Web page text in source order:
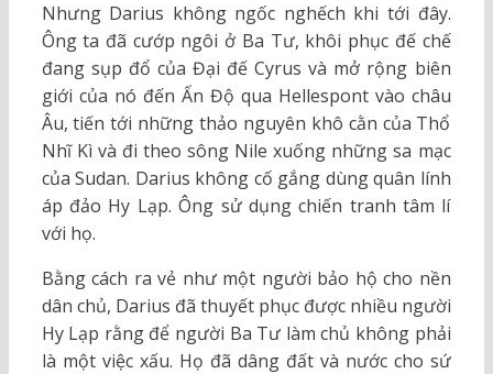
Nhưng Darius không ngốc nghếch khi tới đây.
Ông ta đã cướp ngôi ở Ba Tư, khôi phục đế chế
đang sụp đổ của Đại đế Cyrus và mở rộng biên
giới của nó đến Ấn Độ qua Hellespont vào châu
Âu, tiến tới những thảo nguyên khô cằn của Thổ
Nhĩ Kì và đi theo sông Nile xuống những sa mạc
của Sudan. Darius không cố gắng dùng quân lính
áp đảo Hy Lạp. Ông sử dụng chiến tranh tâm lí
với họ.
Bằng cách ra vẻ như một người bảo hộ cho nền
dân chủ, Darius đã thuyết phục được nhiều người
Hy Lạp rằng để người Ba Tư làm chủ không phải
là một việc xấu. Họ đã dâng đất và nước cho sứ